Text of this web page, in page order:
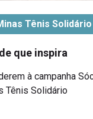
Tênis Solidário
que inspira
à campanha
Tênis Solidário